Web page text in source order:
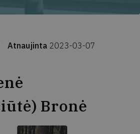
Atnaujinta 2023-03-07
Bronė